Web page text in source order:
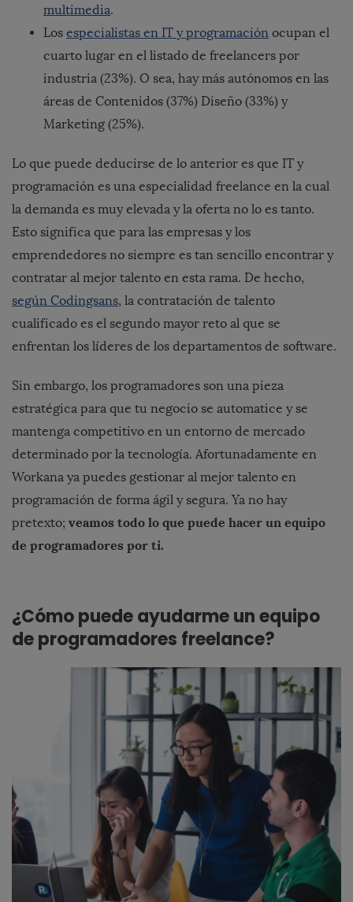
multimedia.
Los especialistas en IT y programación ocupan el
cuarto lugar en el listado de freelancers por
industria (23%). O sea, hay más autónomos en las
áreas de Contenidos (37%) Diseño (33%) y
Marketing (25%).
Lo que puede deducirse de lo anterior es que IT y
programación es una especialidad freelance en la cual
la demanda es muy elevada y la oferta no lo es tanto.
Esto significa que para las empresas y los
emprendedores no siempre es tan sencillo encontrar y
contratar al mejor talento en esta rama. De hecho,
según Codingsans, la contratación de talento
cualificado es el segundo mayor reto al que se
enfrentan los líderes de los departamentos de software.
Sin embargo, los programadores son una pieza
estratégica para que tu negocio se automatice y se
mantenga competitivo en un entorno de mercado
determinado por la tecnología. Afortunadamente en
Workana ya puedes gestionar al mejor talento en
programación de forma ágil y segura. Ya no hay
pretexto; veamos todo lo que puede hacer un equipo
de programadores por ti.
¿Cómo puede ayudarme un equipo
de programadores freelance?